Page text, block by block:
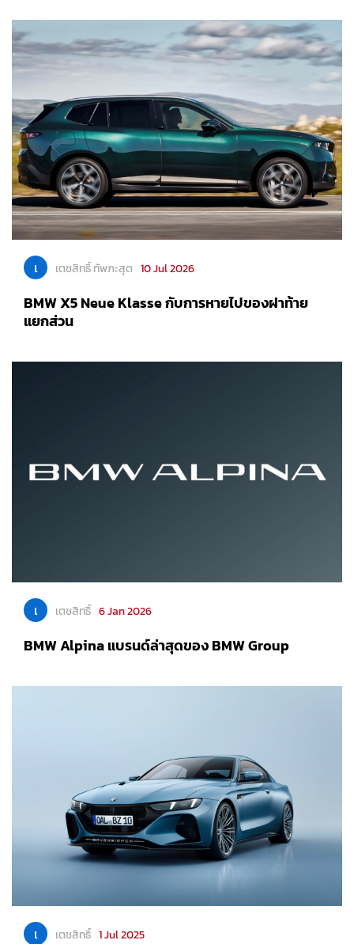
เ เตชสิทธิ์ ทัพภะสุต 10 Jul 2026
BMW X5 Neue Klasse กับการหายไปของฝาท้าย
แยกส่วน
เ เตชสิทธิ์ 6 Jan 2026
BMW Alpina แบรนด์ล่าสุดของ BMW Group
เ เตชสิทธิ์ 1 Jul 2025